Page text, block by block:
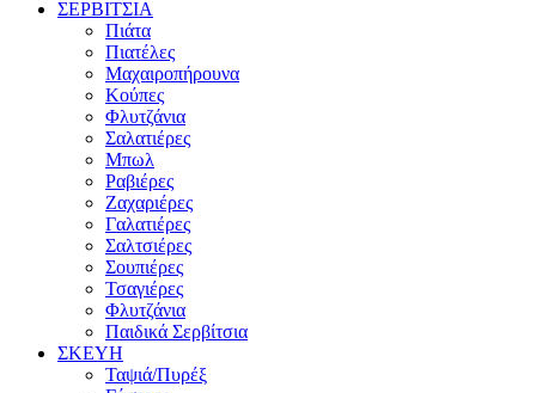
ΣΕΡΒΙΤΣΙΑ
Πιάτα
Πιατέλες
Μαχαιροπήρουνα
Κούπες
Φλυτζάνια
Σαλατιέρες
Μπωλ
Ραβιέρες
Ζαχαριέρες
Γαλατιέρες
Σαλτσιέρες
Σουπιέρες
Τσαγιέρες
Φλυτζάνια
Παιδικά Σερβίτσια
ΣΚΕΥΗ
Ταψιά/Πυρέξ